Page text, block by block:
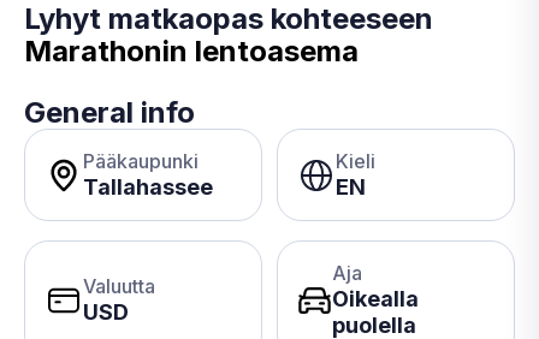
Lyhyt matkaopas kohteeseen
Marathonin lentoasema
General info
Pääkaupunki
Tallahassee
Kieli
EN
Valuutta
USD
Aja
Oikealla
puolella